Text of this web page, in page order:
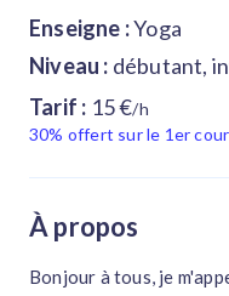
Enseigne :Yoga
Niveau : débutant,
Tarif : 15 €/h
30% offert sur le 1er
À propos
Bonjour à tous, je